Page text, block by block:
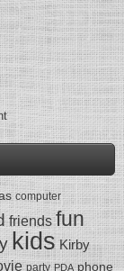
computer
friends fun
kids Kirby
party PDA phone